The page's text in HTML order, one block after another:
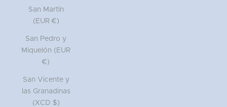
San Martín
(EUR €)
San Pedro y
Miquelón (EUR
€)
San Vicente y
las Granadinas
(XCD $)